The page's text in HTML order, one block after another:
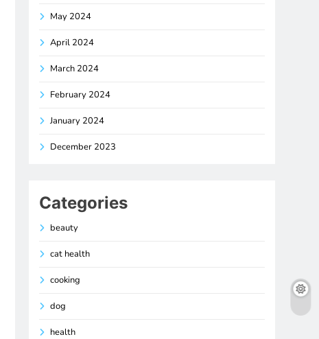
May 2024
April 2024
March 2024
February 2024
January 2024
December 2023
Categories
beauty
cat health
cooking
dog
health